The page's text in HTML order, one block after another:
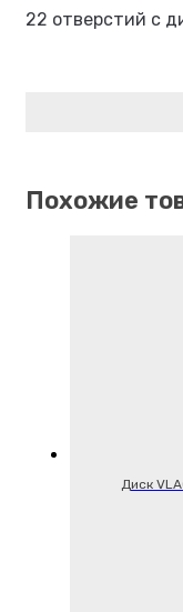
22 отверстий с
Похожие
Диск